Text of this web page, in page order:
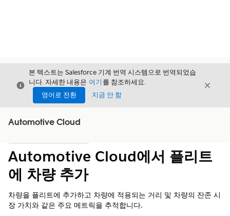
닫기
본 텍스트는 Salesforce 기계 번역 시스템으로 번역되었습
니다. 자세한 내용은 여기 를 참조하세요.
영어로 전환
지금 안 함
닫기
Automotive Cloud
Automotive Cloud에서 플리트
에 차량 추가
차량을 플리트에 추가하고 차량에 적용되는 거리 및 차량의 잔존 시
장 가치와 같은 주요 메트릭을 추적합니다.